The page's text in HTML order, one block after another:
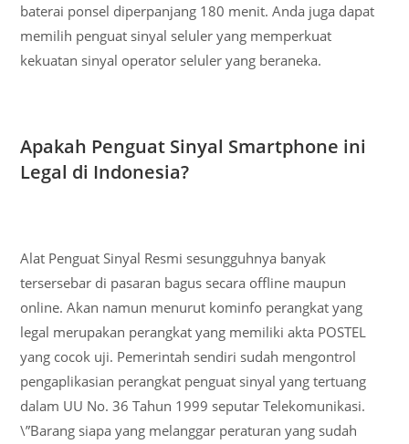
baterai ponsel diperpanjang 180 menit. Anda juga dapat
memilih penguat sinyal seluler yang memperkuat
kekuatan sinyal operator seluler yang beraneka.
Apakah Penguat Sinyal Smartphone ini
Legal di Indonesia?
Alat Penguat Sinyal Resmi sesungguhnya banyak
tersersebar di pasaran bagus secara offline maupun
online. Akan namun menurut kominfo perangkat yang
legal merupakan perangkat yang memiliki akta POSTEL
yang cocok uji. Pemerintah sendiri sudah mengontrol
pengaplikasian perangkat penguat sinyal yang tertuang
dalam UU No. 36 Tahun 1999 seputar Telekomunikasi.
\”Barang siapa yang melanggar peraturan yang sudah